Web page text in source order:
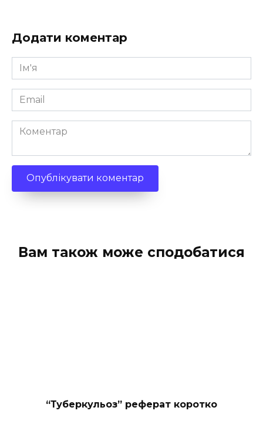
Додати коментар
Ім'я
*
Email
*
Коментар
Вам також може сподобатися
“Туберкульоз” реферат коротко